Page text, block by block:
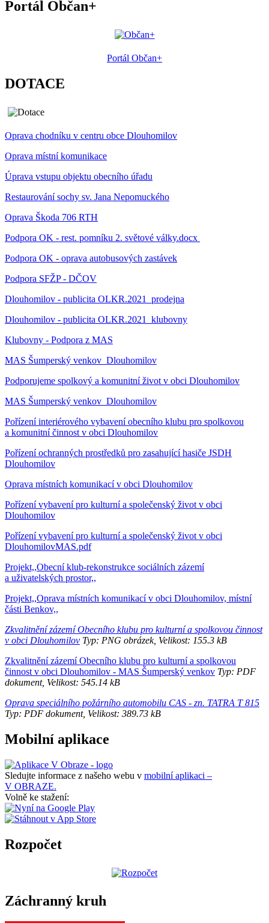
Portál Občan+
Portál Občan+
DOTACE
Oprava chodníku v centru obce Dlouhomilov
Oprava místní komunikace
Úprava vstupu objektu obecního úřadu
Restaurování sochy sv. Jana Nepomuckého
Oprava Škoda 706 RTH
Podpora OK - rest. pomníku 2. světové války.docx
Podpora OK - oprava autobusových zastávek
Podpora SFŽP - DČOV
Dlouhomilov - publicita OLKR.2021_prodejna
Dlouhomilov - publicita OLKR.2021_klubovny
Klubovny - Podpora z MAS
MAS Šumperský venkov_Dlouhomilov
Podporujeme spolkový a komunitní život v obci Dlouhomilov
MAS Šumperský venkov_Dlouhomilov
Pořízení interiérového vybavení obecního klubu pro spolkovou
a komunitní činnost v obci Dlouhomilov
Pořízení ochranných prostředků pro zasahující hasiče JSDH
Dlouhomilov
Oprava místních komunikací v obci Dlouhomilov
Pořízení vybavení pro kulturní a společenský život v obci
Dlouhomilov
Pořízení vybavení pro kulturní a společenský život v obci
DlouhomilovMAS.pdf
Projekt,,Obecní klub-rekonstrukce sociálních zázemí
a uživatelských prostor,,
Projekt,,Oprava místních komunikací v obci Dlouhomilov, místní
části Benkov,,
Zkvalitnění zázemí Obecního klubu pro kulturní a spolkovou činnost
v obci Dlouhomilov Typ: PNG obrázek, Velikost: 155.3 kB
Zkvalitnění zázemí Obecního klubu pro kulturní a spolkovou
činnost v obci Dlouhomilov - MAS Šumperský venkov Typ: PDF
dokument, Velikost: 545.14 kB
Oprava speciálního požárního automobilu CAS - zn. TATRA T 815
Typ: PDF dokument, Velikost: 389.73 kB
Mobilní aplikace
Sledujte informace z našeho webu v mobilní aplikaci –
V OBRAZE.
Volně ke stažení:
Rozpočet
Záchranný kruh